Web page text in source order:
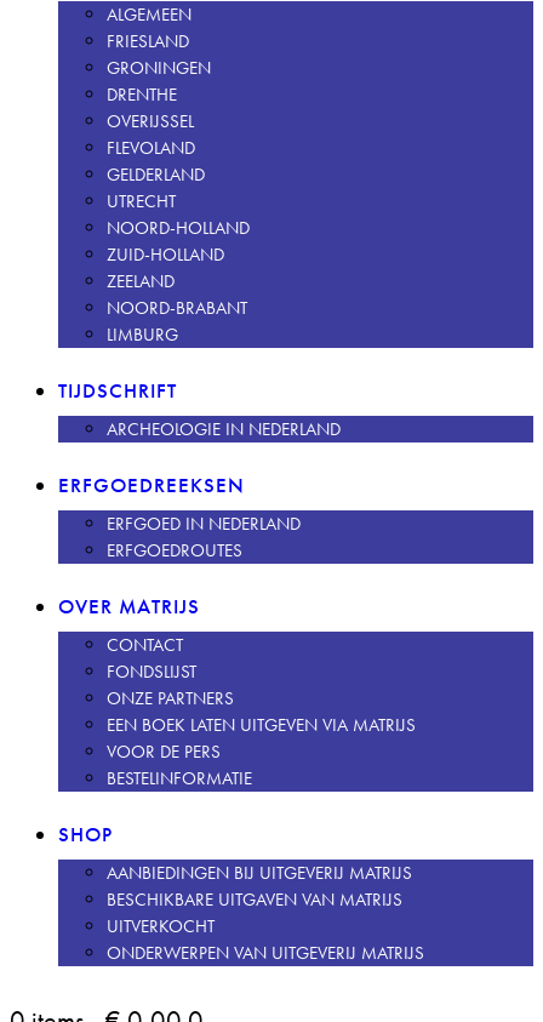
ALGEMEEN
FRIESLAND
GRONINGEN
DRENTHE
OVERIJSSEL
FLEVOLAND
GELDERLAND
UTRECHT
NOORD-HOLLAND
ZUID-HOLLAND
ZEELAND
NOORD-BRABANT
LIMBURG
TIJDSCHRIFT
ARCHEOLOGIE IN NEDERLAND
ERFGOEDREEKSEN
ERFGOED IN NEDERLAND
ERFGOEDROUTES
OVER MATRIJS
CONTACT
FONDSLIJST
ONZE PARTNERS
EEN BOEK LATEN UITGEVEN VIA MATRIJS
VOOR DE PERS
BESTELINFORMATIE
SHOP
AANBIEDINGEN BIJ UITGEVERIJ MATRIJS
BESCHIKBARE UITGAVEN VAN MATRIJS
UITVERKOCHT
ONDERWERPEN VAN UITGEVERIJ MATRIJS